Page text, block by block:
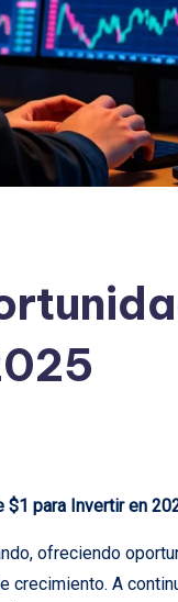
$1 para Invertir en
ofreciendo
A